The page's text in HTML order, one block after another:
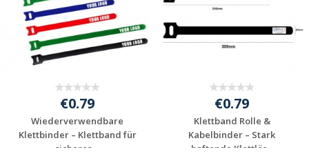
€0.79
Wiederverwendbare
Klettbinder – Klettband für
sicheres ...
€0.79
Klettband Rolle &
Kabelbinder – Stark
haftende Klettlös...